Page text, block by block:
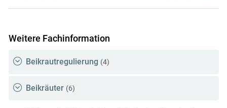
Weitere Fachinformation
Beikrautregulierung (4)
Beikräuter (6)